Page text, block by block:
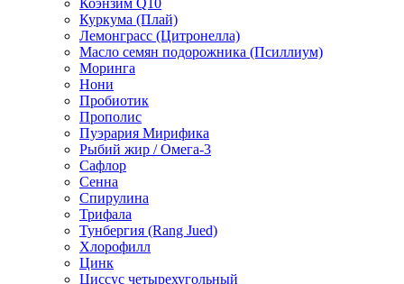
Коэнзим Q10
Куркума (Плай)
Лемонграсс (Цитронелла)
Масло семян подорожника (Псиллиум)
Моринга
Нони
Пробиотик
Прополис
Пуэрария Мирифика
Рыбий жир / Омега-3
Сафлор
Сенна
Спирулина
Трифала
Тунбергия (Rang Jued)
Хлорофилл
Цинк
Циссус четырехугольный